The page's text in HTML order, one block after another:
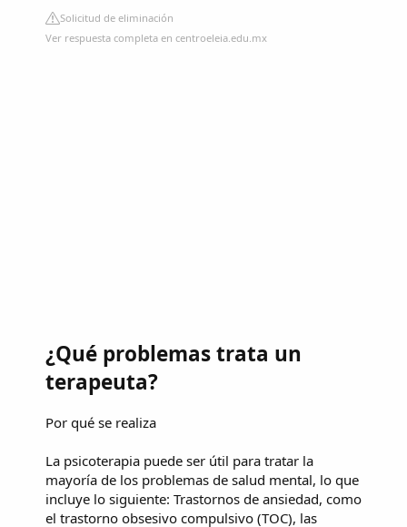
Solicitud de eliminación
Ver respuesta completa en centroeleia.edu.mx
¿Qué problemas trata un
terapeuta?
Por qué se realiza
La psicoterapia puede ser útil para tratar la
mayoría de los problemas de salud mental, lo que
incluye lo siguiente: Trastornos de ansiedad, como
el trastorno obsesivo compulsivo (TOC), las